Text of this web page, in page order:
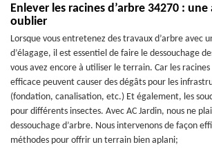
Enlever les racines d’arbre 34270 :
oublier
Lorsque vous entretenez des travaux d’arbre avec
d’élagage, il est essentiel de faire le dessouchage
vous avez encore à utiliser le terrain. Car les
efficace peuvent causer des dégâts pour les
(fondation, canalisation, etc.) Et également, les
pour différents insectes. Avec AC Jardin, nous ne
dessouchage d’arbre. Nous intervenons de façon
méthodes pour offrir un terrain bien aplani;